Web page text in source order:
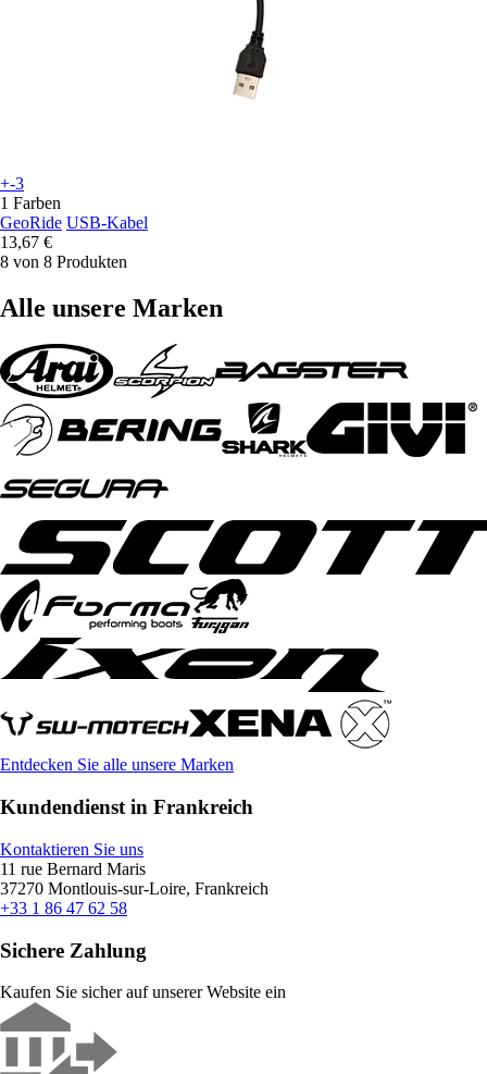
+-3
1 Farben
GeoRide USB-Kabel
13,67 €
8 von 8 Produkten
Alle unsere Marken
Entdecken Sie alle unsere Marken
Kundendienst in Frankreich
Kontaktieren Sie uns
11 rue Bernard Maris
37270 Montlouis-sur-Loire, Frankreich
+33 1 86 47 62 58
Sichere Zahlung
Kaufen Sie sicher auf unserer Website ein